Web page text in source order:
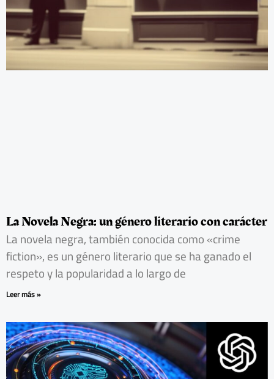
La Novela Negra: un género literario con carácter
La novela negra, también conocida como «crime
fiction», es un género literario que se ha ganado el
respeto y la popularidad a lo largo de
Leer más »